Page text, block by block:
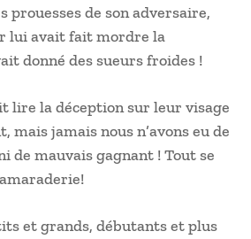
prouesses de son adversaire,
lui avait fait mordre la
donné des sueurs froides !
lire la déception sur leur visage
mais jamais nous n’avons eu de
de mauvais gagnant ! Tout se
et grands, débutants et plus